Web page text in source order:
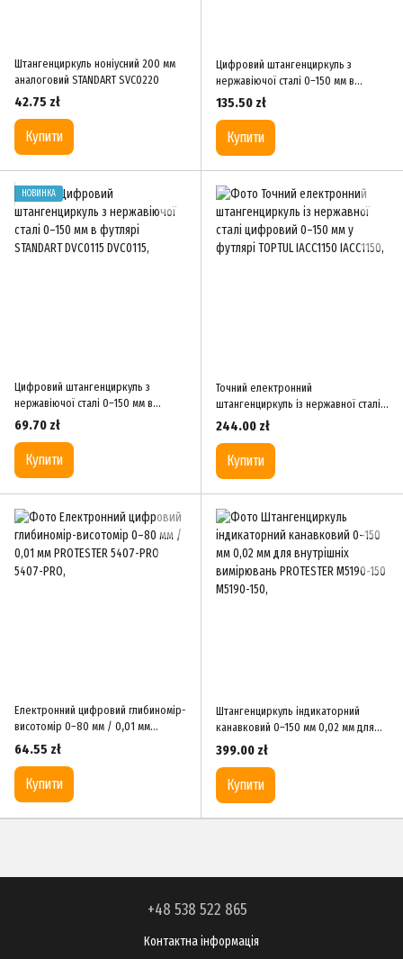
Штангенциркуль ноніусний 200 мм
аналоговий STANDART SVC0220
42.75 zł
Купити
Цифровий штангенциркуль з
нержавіючої сталі 0–150 мм в
футлярі PROTESTER 5110-150
135.50 zł
Купити
НОВИНКА
Цифровий штангенциркуль з
нержавіючої сталі 0–150 мм в
футлярі STANDART DVC0115
69.70 zł
Купити
Точний електронний
штангенциркуль із нержавної сталі
цифровий 0–150 мм у футлярі
244.00 zł
Купити
Електронний цифровий глибиномір-
висотомір 0–80 мм / 0,01 мм
PROTESTER 5407-PRO
64.55 zł
Купити
Штангенциркуль індикаторний
канавковий 0–150 мм 0,02 мм для
внутрішніх вимірювань PROTESTER
M5190-150
399.00 zł
Купити
+48 538 522 865
Контактна інформація